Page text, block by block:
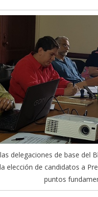
delegaciones de base del
elección de candidatos a
puntos